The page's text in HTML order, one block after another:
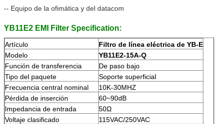
-- Equipo de la ofimática y del datacom
YB11E2 EMI Filter Specification:
Artículo
Filtro de línea eléctrica de YB-E
Modelo
YB11E2-15A-Q
Función de transferencia
De paso bajo
Tipo del paquete
Soporte superficial
Frecuencia central nominal
10K-30MHZ
Pérdida de inserción
60~90dB
Impedancia de entrada
50Ω
Voltaje clasificado
115VAC/250VAC